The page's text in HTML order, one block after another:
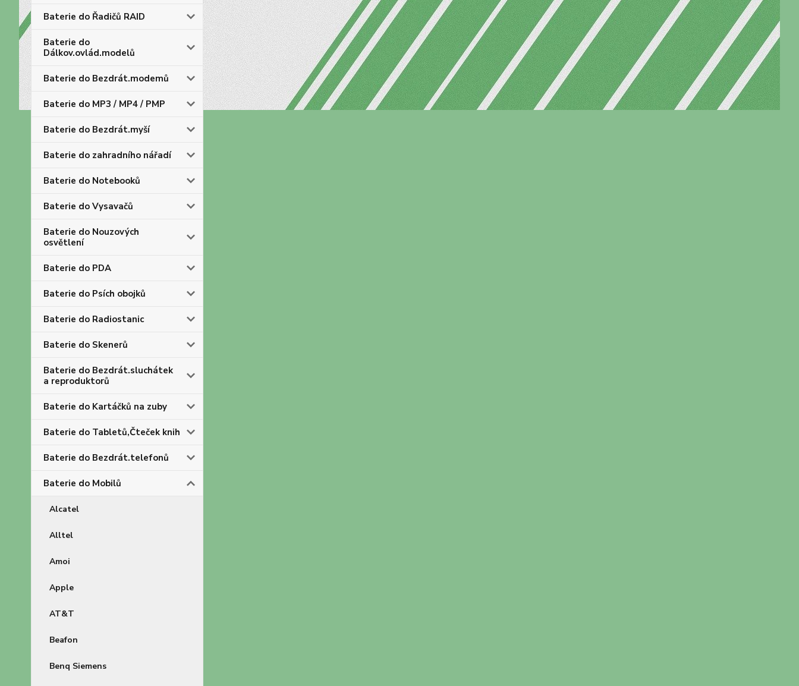
Baterie do Řadičů RAID
Baterie do
Dálkov.ovlád.modelů
Baterie do Bezdrát.modemů
Baterie do MP3 / MP4 / PMP
Baterie do Bezdrát.myší
Baterie do zahradního nářadí
Baterie do Notebooků
Baterie do Vysavačů
Baterie do Nouzových
osvětlení
Baterie do PDA
Baterie do Psích obojků
Baterie do Radiostanic
Baterie do Skenerů
Baterie do Bezdrát.sluchátek
a reproduktorů
Baterie do Kartáčků na zuby
Baterie do Tabletů,Čteček knih
Baterie do Bezdrát.telefonů
Baterie do Mobilů
Alcatel
Alltel
Amoi
Apple
AT&T
Beafon
Benq Siemens